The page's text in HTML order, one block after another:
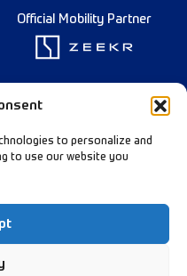
to personalize and
to use our website you
Official Mobility Partner